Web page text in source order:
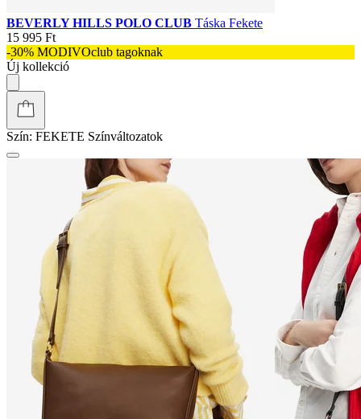
BEVERLY HILLS POLO CLUB Táska Fekete
15 995 Ft
-30% MODIVOclub tagoknak
Új kollekció
Szín: FEKETE Színváltozatok